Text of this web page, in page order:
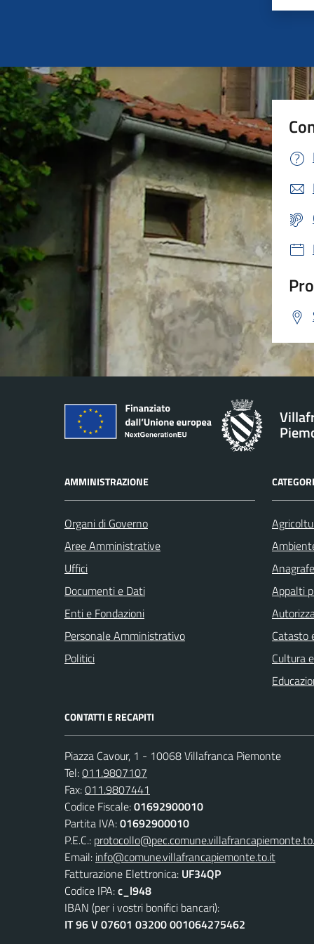
AMMINISTRAZIONE
Organi di Governo
Aree Amministrative
Uffici
Documenti e Dati
Enti e Fondazioni
Personale Amministrativo
Politici
Appalti
Catasto
Cultura
CONTATTI E RECAPITI
Piazza Cavour, 1 - 10068 Villafranca Piemonte
Tel:011.9807107
Fax:011.9807441
Codice Fiscale:01692900010
Partita IVA:01692900010
P.E.C.:
Email: info@comune.villafrancapiemonte.to.it
Fatturazione Elettronica: UF34QP
Codice IPA:c_l948
IBAN (per i vostri bonifici bancari):
IT 96 V 07601 03200 001064275462